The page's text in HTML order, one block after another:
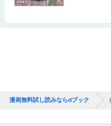
漫画無料試し読みならdブック